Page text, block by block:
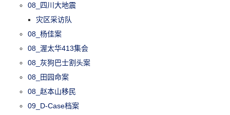
08_四川大地震
灾区采访队
08_杨佳案
08_渥太华413集会
08_灰狗巴士割头案
08_田园命案
08_赵本山移民
09_D-Case档案